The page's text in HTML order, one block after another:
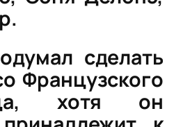
сделать
Французского
хотя он